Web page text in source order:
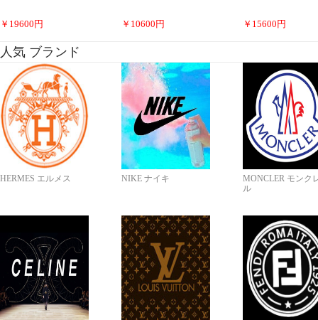
￥ 19600 円 ￥ 10600 円 ￥ 15600 円
人気 ブランド
HERMES エルメス NIKE ナイキ
MONCLER モンク
ル